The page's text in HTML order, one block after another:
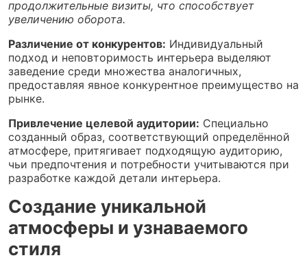
продолжительные визиты, что способствует
увеличению оборота.
Различение от конкурентов: Индивидуальный
подход и неповторимость интерьера выделяют
заведение среди множества аналогичных,
предоставляя явное конкурентное преимущество на
рынке.
Привлечение целевой аудитории: Специально
созданный образ, соответствующий определённой
атмосфере, притягивает подходящую аудиторию,
чьи предпочтения и потребности учитываются при
разработке каждой детали интерьера.
Создание уникальной
атмосферы и узнаваемого
стиля